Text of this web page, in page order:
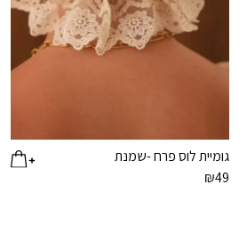
גומיית לוס פרח -שמנת
₪49